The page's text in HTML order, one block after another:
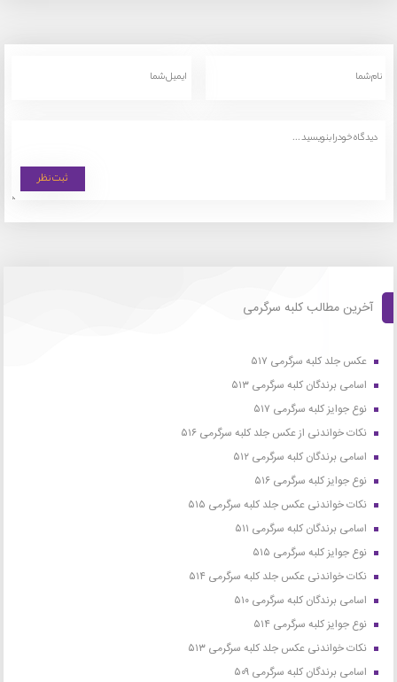
آخرین مطالب کلبه سرگرمی
عکس جلد کلبه سرگرمی ۵۱۷
اسامی برندگان کلبه سرگرمی ۵۱۳
نوع جوایز کلبه سرگرمی ۵۱۷
نکات خواندنی از عکس جلد کلبه سرگرمی ۵۱۶
اسامی برندگان کلبه سرگرمی ۵۱۲
نوع جوایز کلبه سرگرمی ۵۱۶
نکات خواندنی عکس جلد کلبه سرگرمی ۵۱۵
اسامی برندگان کلبه سرگرمی ۵۱۱
نوع جوایز کلبه سرگرمی ۵۱۵
نکات خواندنی عکس جلد کلبه سرگرمی ۵۱۴
اسامی برندگان کلبه سرگرمی ۵۱۰
نوع جوایز کلبه سرگرمی ۵۱۴
نکات خواندنی عکس جلد کلبه سرگرمی ۵۱۳
اسامی برندگان کلبه سرگرمی ۵۰۹